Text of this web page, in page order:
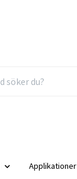
Applikationer